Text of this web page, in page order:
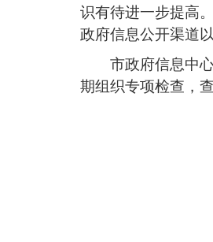
识有待进一步提高
政府信息公开渠道
市政府信息中
期组织专项检查，